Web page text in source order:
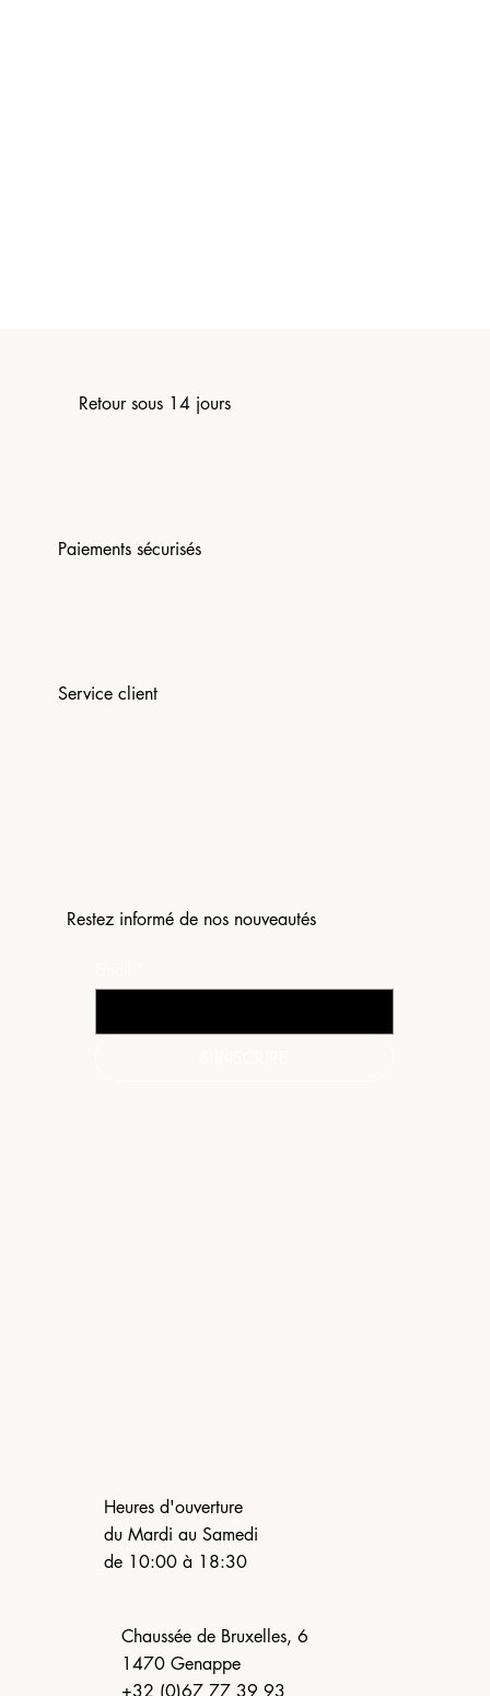
Retour sous 14 jours
Paiements sécurisés
Service client
Restez informé de nos nouveautés
Heures d'ouverture
du Mardi au Samedi
de 10:00 à 18:30
Chaussée de Bruxelles, 6
1470 Genappe
+32 (0)67 77 39 93